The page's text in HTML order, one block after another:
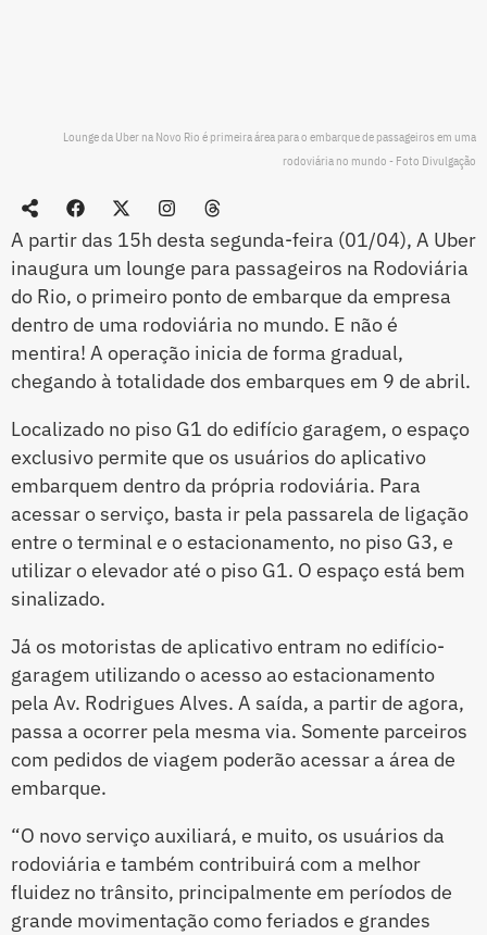
Lounge da Uber na Novo Rio é primeira área para o embarque de passageiros em uma
rodoviária no mundo - Foto Divulgação
A partir das 15h desta segunda-feira (01/04), A Uber
inaugura um lounge para passageiros na Rodoviária
do Rio, o primeiro ponto de embarque da empresa
dentro de uma rodoviária no mundo. E não é
mentira! A operação inicia de forma gradual,
chegando à totalidade dos embarques em 9 de abril.
Localizado no piso G1 do edifício garagem, o espaço
exclusivo permite que os usuários do aplicativo
embarquem dentro da própria rodoviária. Para
acessar o serviço, basta ir pela passarela de ligação
entre o terminal e o estacionamento, no piso G3, e
utilizar o elevador até o piso G1. O espaço está bem
sinalizado.
Já os motoristas de aplicativo entram no edifício-
garagem utilizando o acesso ao estacionamento
pela Av. Rodrigues Alves. A saída, a partir de agora,
passa a ocorrer pela mesma via. Somente parceiros
com pedidos de viagem poderão acessar a área de
embarque.
“O novo serviço auxiliará, e muito, os usuários da
rodoviária e também contribuirá com a melhor
fluidez no trânsito, principalmente em períodos de
grande movimentação como feriados e grandes